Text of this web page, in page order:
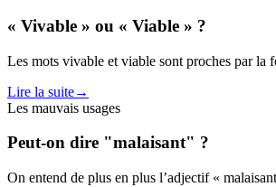
« Vivable » ou « Viable » ?
Les mots vivable et viable sont proches par la
Lire la suite→
Les mauvais usages
Peut-on dire "malaisant" ?
On entend de plus en plus l’adjectif «